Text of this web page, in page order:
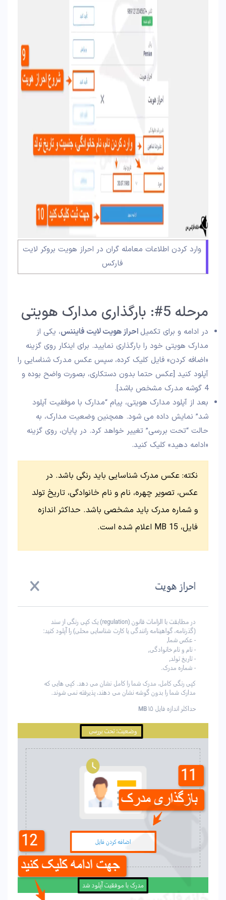
وارد کردن اطلاعات معامله گران در احراز هویت بروکر لایت
فارکس
مرحله 5#: بارگذاری مدارک هویتی
در ادامه و برای تکمیل احراز هویت لایت فایننس، یکی از
مدارک هویتی خود را بارگذاری نمایید. برای اینکار روی گزینه
«اضافه کردن» فایل کلیک کرده، سپس عکس مدرک شناسایی را
آپلود کنید [عکس حتما بدون دستکاری، بصورت واضح بوده و
4 گوشه مدرک مشخص باشد].
بعد از آپلود مدارک هویتی، پیام “مدارک با موفقیت آپلود
شد” نمایش داده می شود. همچنین وضعیت مدارک، به
حالت “تحت بررسی” تغییر خواهد کرد. در پایان، روی گزینه
«ادامه دهید» کلیک کنید.
نکته: عکس مدرک شناسایی باید رنگی باشد. در
عکس، تصویر چهره، نام و نام خانوادگی، تاریخ تولد
و شماره مدرک باید مشخصی باشد. حداکثر اندازه
فایل، 15 MB اعلام شده است.